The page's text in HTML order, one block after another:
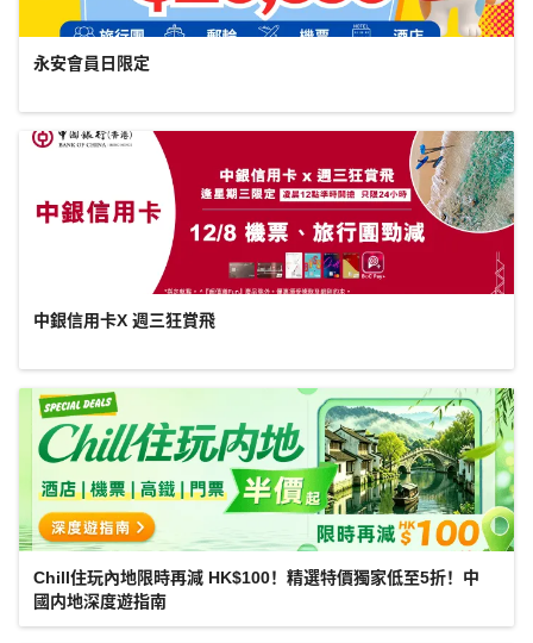
永安會員日限定
中銀信用卡X 週三狂賞飛
Chill住玩內地限時再減 HK$100！精選特價獨家低至5折！中
國内地深度遊指南